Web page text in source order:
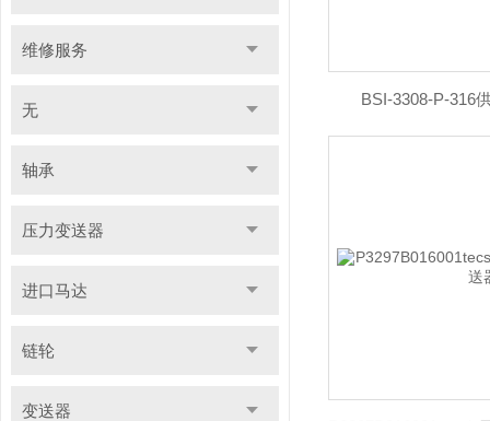
维修服务
无
轴承
压力变送器
进口马达
链轮
变送器
BSI-3308-P-316